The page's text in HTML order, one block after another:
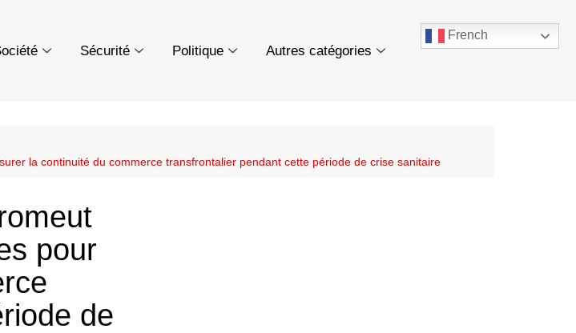
Sécurité Politique Autres catégories
French
la continuité du commerce transfrontalier pendant cette période de crise sanitaire
pour
de